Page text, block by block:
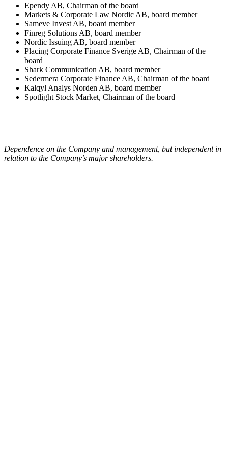
Ependy AB, Chairman of the board
Markets & Corporate Law Nordic AB, board member
Sameve Invest AB, board member
Finreg Solutions AB, board member
Nordic Issuing AB, board member
Placing Corporate Finance Sverige AB, Chairman of the
board
Shark Communication AB, board member
Sedermera Corporate Finance AB, Chairman of the board
Kalqyl Analys Norden AB, board member
Spotlight Stock Market, Chairman of the board
Dependence on the Company and management, but independent in
relation to the Company’s major shareholders.